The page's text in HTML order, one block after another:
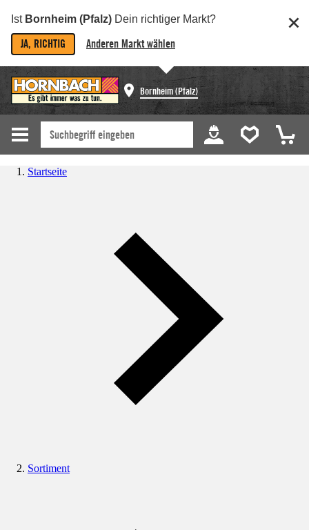
Ist Bornheim (Pfalz) Dein richtiger Markt?
JA, RICHTIG Anderen Markt wählen
Bornheim (Pfalz)
Startseite
Sortiment